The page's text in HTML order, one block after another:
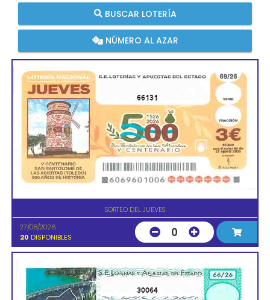
BUSCAR LOTERÍA
NÚMERO AL AZAR
66131
SORTEO DEL JUEVES
27/08/2026
20 DISPONIBLES 0
30064